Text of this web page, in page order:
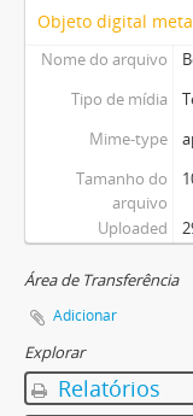
Objeto digital
Nome do arquivo
Tipo de mídia
Mime-type
Tamanho do
arquivo
Uploaded
Área de Transferência
Adicionar
Explorar
Relatórios